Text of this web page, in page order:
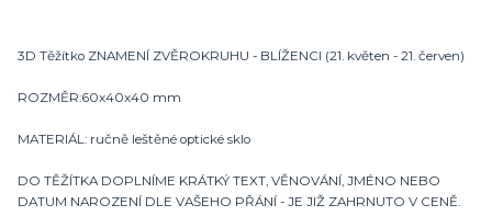
3D Těžítko ZNAMENÍ ZVĚROKRUHU - BLÍŽENCI (21. květen - 21. červen)
ROZMĚR:60x40x40 mm
MATERIÁL: ručně leštěné optické sklo
DO TĚŽÍTKA DOPLNÍME KRÁTKÝ TEXT, VĚNOVÁNÍ, JMÉNO NEBO
DATUM NAROZENÍ DLE VAŠEHO PŘÁNÍ - JE JIŽ ZAHRNUTO V CENĚ.